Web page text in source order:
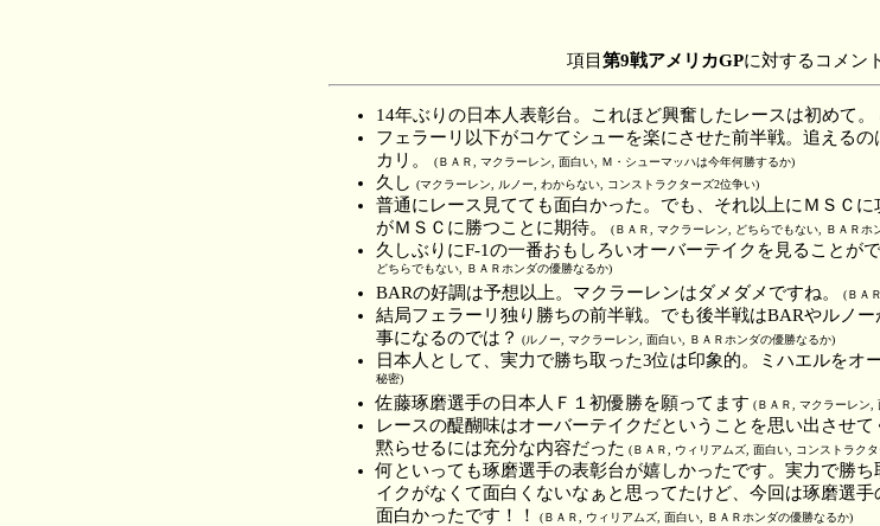
項目 第9戦アメリカGPに対するコメン
14年ぶりの日本人表彰台。これほど興奮したレースは初めて。
フェラーリ以下がコケてシューを楽にさせた前半戦。追える
カリ。
(ＢＡＲ, マクラーレン, 面白い, Ｍ・シューマッハは今年何勝するか)
久し (マクラーレン, ルノー, わからない, コンストラクターズ2位争い)
普通にレース見てても面白かった。でも、それ以上にＭＳＣ
がＭＳＣに勝つことに期待。
(ＢＡＲ, マクラーレン, どちらでもない, ＢＡＲホ
久しぶりにF-1の一番おもしろいオーバーテイクを見ることが
どちらでもない, ＢＡＲホンダの優勝なるか)
BARの好調は予想以上。マクラーレンはダメダメですね。
(ＢＡ
結局フェラーリ独り勝ちの前半戦。でも後半戦はBARやルノ
事になるのでは？
(ルノー, マクラーレン, 面白い, ＢＡＲホンダの優勝なるか)
日本人として、実力で勝ち取った3位は印象的。ミハエルをオ
秘密)
佐藤琢磨選手の日本人Ｆ１初優勝を願ってます (ＢＡＲ, マクラーレン,
レースの醍醐味はオーバーテイクだということを思い出させ
黙らせるには充分な内容だった (ＢＡＲ, ウィリアムズ, 面白い, コンストラク
何といっても琢磨選手の表彰台が嬉しかったです。実力で勝
イクがなくて面白くないなぁと思ってたけど、今回は琢磨選
面白かったです！！
(ＢＡＲ, ウィリアムズ, 面白い, ＢＡＲホンダの優勝なるか)